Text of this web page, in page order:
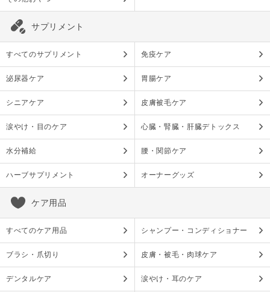
サプリメント
すべてのサプリメント 免疫ケア
泌尿器ケア 胃腸ケア
シニアケア 皮膚被毛ケア
涙やけ・目のケア 心臓・腎臓・肝臓デトックス
水分補給 腰・関節ケア
ハーブサプリメント オーナーグッズ
ケア用品
すべてのケア用品 シャンプー・コンディショナー
ブラシ・爪切り 皮膚・被毛・肉球ケア
デンタルケア 涙やけ・耳のケア